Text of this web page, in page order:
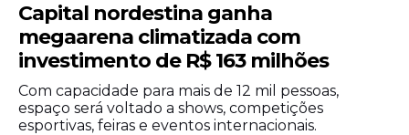
Capital nordestina ganha
megaarena climatizada com
investimento de R$ 163 milhões
Com capacidade para mais de 12 mil pessoas,
espaço será voltado a shows, competições
esportivas, feiras e eventos internacionais.